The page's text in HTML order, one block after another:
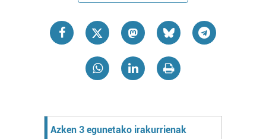
Azken 3 egunetako irakurrienak